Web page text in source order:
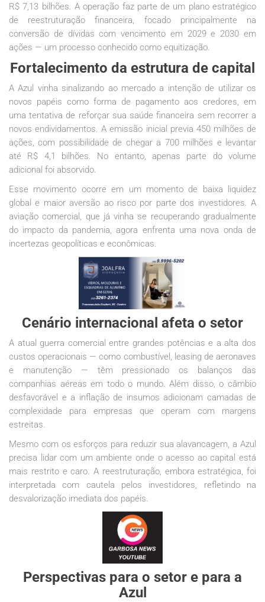
R$ 7,13 bilhões. A operação faz parte de um plano estratégico
de reestruturação financeira, focado principalmente na
conversão de dívidas com vencimento em 2029 e 2030 em
ações — um processo conhecido como equitização.
Fortalecimento da estrutura de capital
A Azul vinha sinalizando ao mercado a intenção de utilizar os
novos papéis como forma de pagamento aos credores, em
uma tentativa de reforçar sua saúde financeira sem recorrer a
novos endividamentos. A emissão inicial previa 450 milhões de
ações, com possibilidade de chegar a 700 milhões e levantar
até R$ 4,1 bilhões. No entanto, apenas parte do volume
adicional foi absorvido.
Esse movimento ocorre em um momento de baixa liquidez
global e maior aversão ao risco por parte dos investidores. A
aviação comercial, que já vinha se recuperando gradualmente
do impacto da pandemia, agora enfrenta uma nova onda de
incertezas geopolíticas e econômicas.
Cenário internacional afeta o setor
A atual guerra comercial entre grandes potências e a alta dos
custos operacionais — como combustível, leasing de aeronaves
e manutenção — têm pressionado os balanços das
companhias aéreas em todo o mundo. Além disso, o câmbio
desfavorável e a inflação de insumos adicionam camadas de
complexidade para empresas que operam com margens
estreitas.
Mesmo com os esforços para reduzir sua alavancagem, a Azul
precisa lidar com um ambiente onde o acesso ao capital está
mais restrito e caro. A reestruturação, embora estratégica, foi
interpretada com cautela pelos investidores, refletindo na
desvalorização imediata dos papéis.
Perspectivas para o setor e para a
Azul